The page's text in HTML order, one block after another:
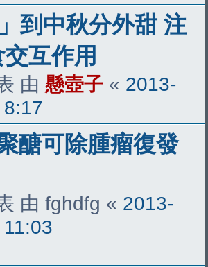
」到中秋分外甜 注
互作用
由 懸壺子 « 2013-
醣可除腫瘤復發
由 fghdfg « 2013-